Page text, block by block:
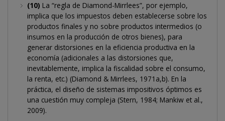
(10) La “regla de Diamond-Mirrlees”, por ejemplo,
implica que los impuestos deben establecerse sobre los
productos finales y no sobre productos intermedios (o
insumos en la producción de otros bienes), para
generar distorsiones en la eficiencia productiva en la
economía (adicionales a las distorsiones que,
inevitablemente, implica la fiscalidad sobre el consumo,
la renta, etc.) (Diamond & Mirrlees, 1971a,b). En la
práctica, el diseño de sistemas impositivos óptimos es
una cuestión muy compleja (Stern, 1984; Mankiw et al.,
2009).